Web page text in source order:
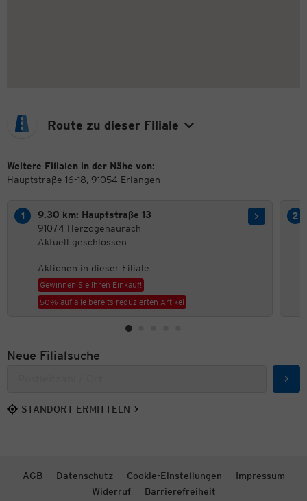
Route zu dieser Filiale
Weitere Filialen in der Nähe von:
Hauptstraße 16-18, 91054 Erlangen
9.30 km: Hauptstraße 13
91074 Herzogenaurach
Aktuell geschlossen
Aktionen in dieser Filiale
Gewinnen Sie Ihren Einkauf!
50% auf alle bereits reduzierten Artikel
Neue Filialsuche
STANDORT ERMITTELN
AGB Datenschutz Cookie-Einstellungen
Impressum
Widerruf
Barrierefreiheit